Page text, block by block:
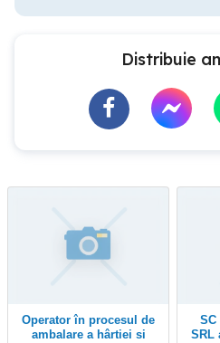
Distribuie
Operator în procesul de
ambalare a hârtiei si
SC PLASTIC INJECT
SRL